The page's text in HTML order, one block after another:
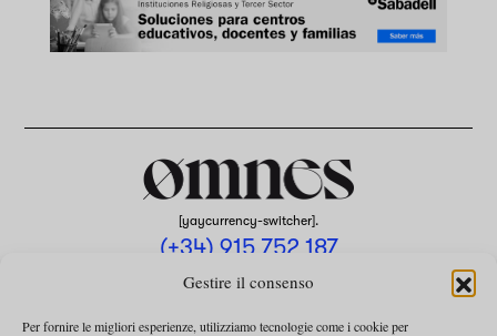
Gestire il consenso
Per fornire le migliori esperienze, utilizziamo tecnologie come i cookie per
[yaycurrency-switcher].
(+34) 915 752 187
omnes@omnesmag.com